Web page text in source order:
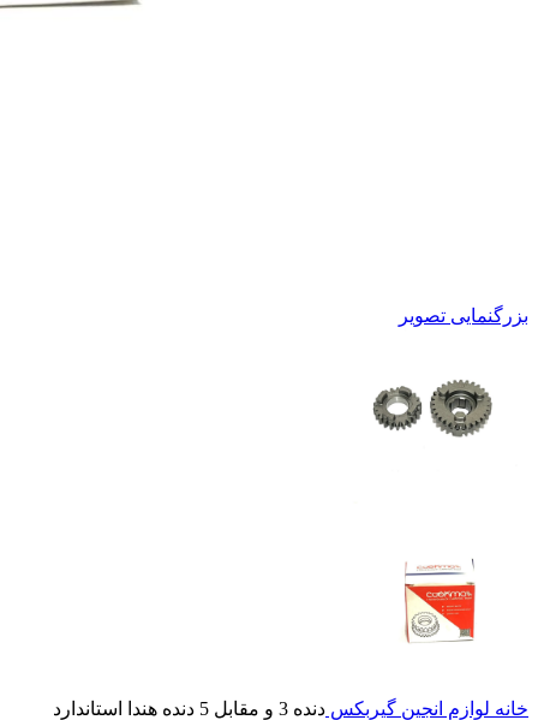
بزرگنمایی تصویر
خانه لوازم انجین گیربکس دنده 3 و مقابل 5 دنده هندا استاندارد